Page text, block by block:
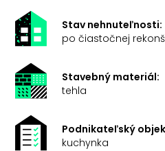
Stav nehnuteľnosti:
po čiastočnej
Stavebný materiál:
tehla
Podnikateľský
kuchynka